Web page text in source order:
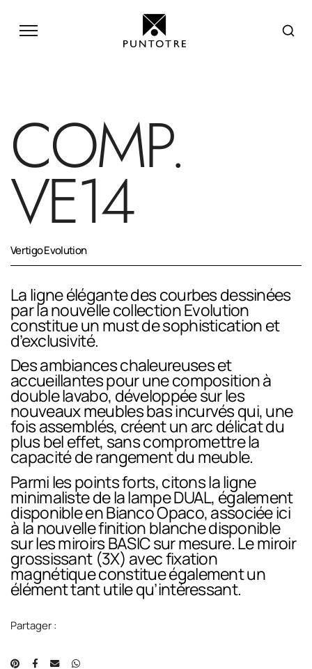
COMP.
VE14
Vertigo Evolution
La ligne élégante des courbes dessinées
par la nouvelle collection Evolution
constitue un must de sophistication et
d’exclusivité.
Des ambiances chaleureuses et
accueillantes pour une composition à
double lavabo, développée sur les
nouveaux meubles bas incurvés qui, une
fois assemblés, créent un arc délicat du
plus bel effet, sans compromettre la
capacité de rangement du meuble.
Parmi les points forts, citons la ligne
minimaliste de la lampe DUAL, également
disponible en Bianco Opaco, associée ici
à la nouvelle finition blanche disponible
sur les miroirs BASIC sur mesure. Le miroir
grossissant (3X) avec fixation
magnétique constitue également un
élément tant utile qu’intéressant.
Partager :